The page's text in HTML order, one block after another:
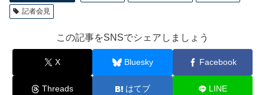
記者会見
この記事をSNSでシェアしましょう
X Bluesky Facebook
Threads はてブ LINE